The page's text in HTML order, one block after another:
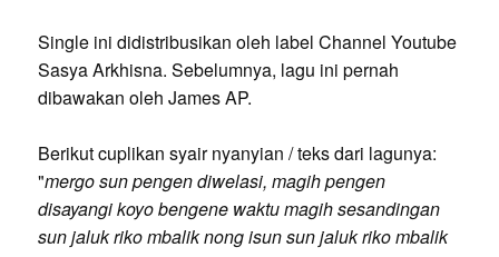
Single ini didistribusikan oleh label Channel Youtube
Sasya Arkhisna. Sebelumnya, lagu ini pernah
dibawakan oleh James AP.
Berikut cuplikan syair nyanyian / teks dari lagunya:
"mergo sun pengen diwelasi, magih pengen
disayangi koyo bengene waktu magih sesandingan
sun jaluk riko mbalik nong isun sun jaluk riko mbalik